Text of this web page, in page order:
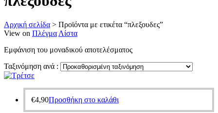
Αρχική σελίδα > Προϊόντα με ετικέτα “πλεξουδες”
View on Πλέγμα Λίστα
Εμφάνιση του μοναδικού αποτελέσματος
Ταξινόμηση ανά :
€4,90Προσθήκη στο καλάθι